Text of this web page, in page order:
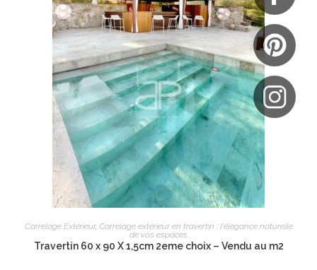
AJOUTER AU PANIER
Carrelage Extérieur, Carrelage extérieur en travertin : l'élégance naturelle
de vos espaces
Travertin 60 x 90 X 1,5cm 2eme choix – Vendu au m2